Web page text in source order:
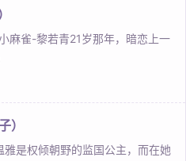
麻雀-黎若青21岁那年，暗恋上一
）
是权倾朝野的监国公主，而在她